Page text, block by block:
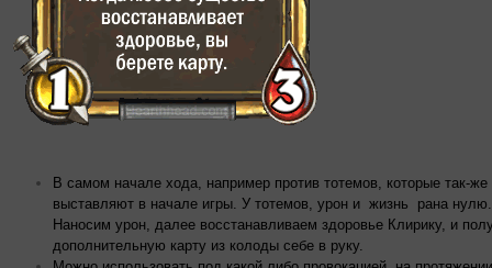
В самом начале хода, например против тотемов, которые так-же
выставляют в начале игры. У тотемов, урон и жизнь рана нулю.
Наносим урон, далее восстанавливаем здоровье Клирику, и
дополнительную карту из колоды себе в руку.